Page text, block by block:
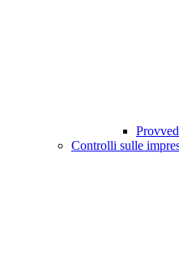
Controlli sulle